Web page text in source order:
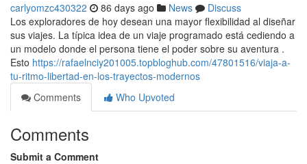
carlyomzc430322 86 days ago News
Discuss
Los exploradores de hoy desean una mayor flexibilidad al diseñar
sus viajes. La típica idea de un viaje programado está cediendo a
un modelo donde el persona tiene el poder sobre su aventura .
Esto https://rafaelnciy201005.topbloghub.com/47801516/viaja-a-
tu-ritmo-libertad-en-los-trayectos-modernos
Comments
Who Upvoted
Comments
Submit a Comment